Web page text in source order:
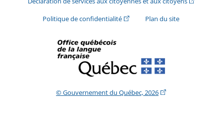
Politique de confidentialité(Cet hyperlien externe s'ouvrira
Plan du site
© Gouvernement du Québec, 2026(Cet hyperlien